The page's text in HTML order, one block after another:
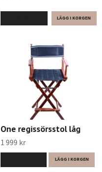
One regissörsstol låg
1 999 kr
LÄGG I KORGEN